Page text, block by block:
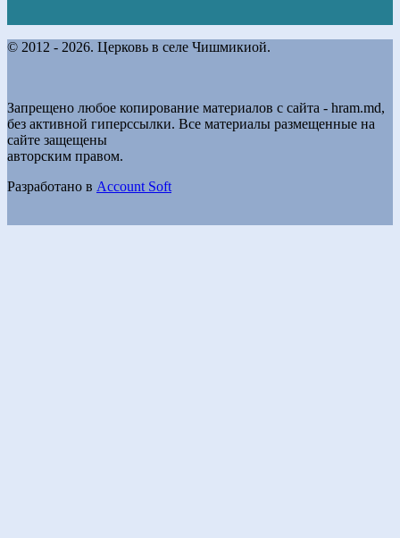
© 2012 - 2026. Церковь в селе Чишмикиой.
Запрещено любое копирование материалов с сайта - hram.md,
без активной гиперссылки. Все материалы размещенные на
сайте защещены
авторским правом.
Разработано в Account Soft